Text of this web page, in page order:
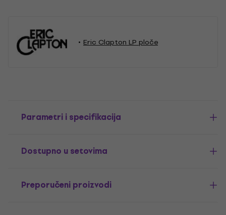
Eric Clapton LP ploče
Parametri i specifikacija
Dostupno u setovima
Preporučeni proizvodi